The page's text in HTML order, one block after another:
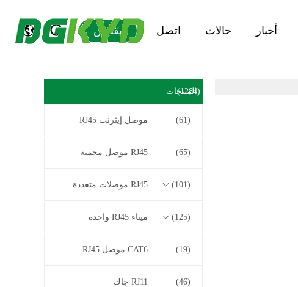
أخبار حالات اتصل يقتبس
المنتجات(1284)
موصل إيثرنت RJ45 (61)
RJ45 موصل محمية (65)
RJ45 موصلات متعددة الموصل (101)
ميناء RJ45 واحدة (125)
CAT6 موصل RJ45 (19)
RJ11 جاك (46)